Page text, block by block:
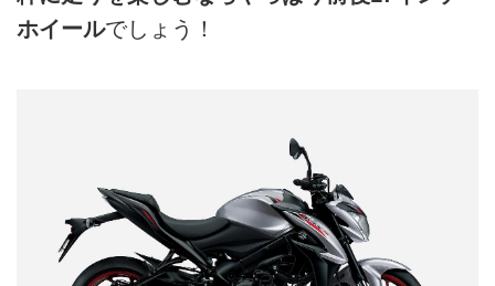
ホイールでしょう！